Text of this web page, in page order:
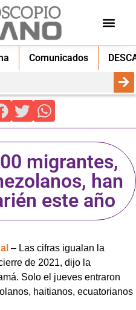
Comunicados
migrantes,
han
este año
– Las cifras igualan la
de 2021, dijo la
Solo el jueves entraron
haitianos, ecuatorianos